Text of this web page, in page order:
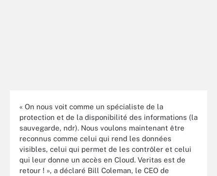
« On nous voit comme un spécialiste de la
protection et de la disponibilité des informations (la
sauvegarde, ndr). Nous voulons maintenant être
reconnus comme celui qui rend les données
visibles, celui qui permet de les contrôler et celui
qui leur donne un accès en Cloud. Veritas est de
retour ! », a déclaré Bill Coleman, le CEO de